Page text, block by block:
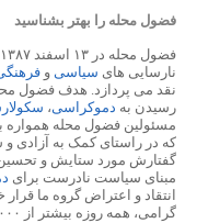
فضول محله را بهتر بشناسید
نارسایی های سیاسی و
نقد می پردازد. هدف فضول
رسیدن به دموکراسی،
مسئولین فضول محله همواره به
که در راستای کمک به آزادی
گفتارش مورد ستایش و تحسین
مبنای سیاست نادرست برای
انتقاد و اعتراض گروه ما
گرامی، همه روزه بیشتر از ۱۰،۰۰۰ نفر از این سایت دیدن می کنند.